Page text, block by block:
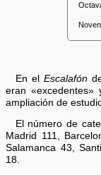
En el Escalafón
eran
ampliación de
El número de
Madrid 111,
Salamanca 43,
18.